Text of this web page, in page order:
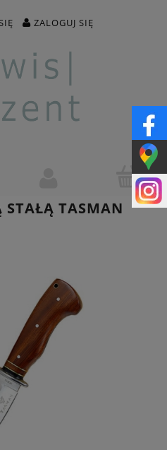
ZALOGUJ SIĘ
STAŁĄ TASMAN